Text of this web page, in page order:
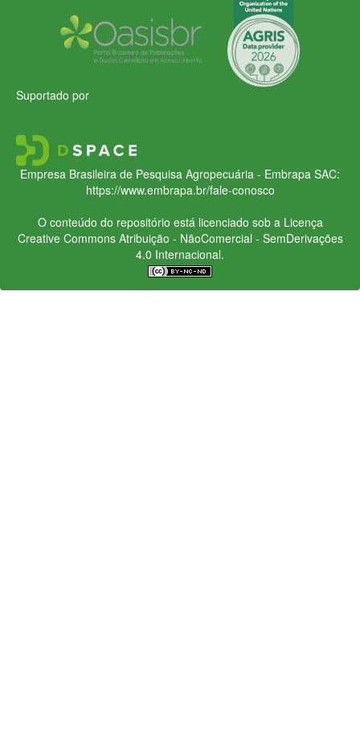
Suportado por
Empresa Brasileira de Pesquisa Agropecuária - Embrapa SAC:
https://www.embrapa.br/fale-conosco
O conteúdo do repositório está licenciado sob a Licença
Creative CommonsAtribuição - NãoComercial - SemDerivações
4.0 Internacional.